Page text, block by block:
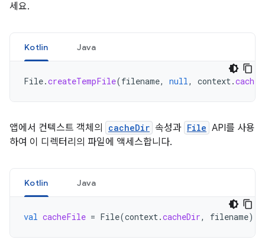
세요.
Kotlin Java
File.createTempFile(filename, null, context.
앱에서 컨텍스트 객체의 cacheDir 속성과 File API를 사용
하여 이 디렉터리의 파일에 액세스합니다.
Kotlin Java
val cacheFile = File(context.cacheDir, filename)